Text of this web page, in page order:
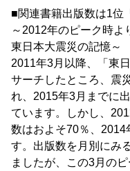
■関連書籍出版数は1位
～2012年のピーク時
東日本大震災の記憶～
2011年3月以降、「東
サーチしたところ、震
れ、2015年3月までに
ています。しかし、
数はおよそ70％、2014
す。出版数を月別にみ
ましたが、この3月の